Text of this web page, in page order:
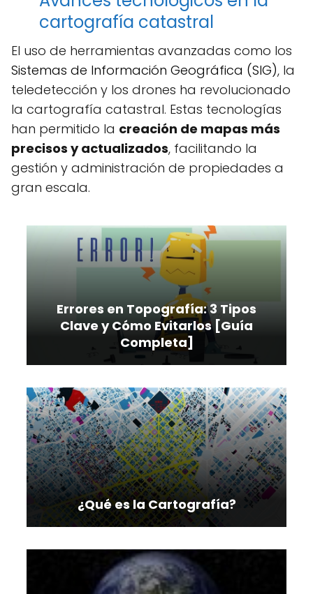
cartografía catastral
El uso de herramientas avanzadas como los
Sistemas de Información Geográfica (SIG), la
teledetección y los drones ha revolucionado
la cartografía catastral. Estas tecnologías
han permitido la creación de mapas más
precisos y actualizados, facilitando la
gestión y administración de propiedades a
gran escala.
Errores en Topografía: 3 Tipos
Clave y Cómo Evitarlos [Guía
Completa]
¿Qué es la Cartografía?